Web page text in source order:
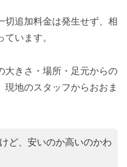
切追加料金は発生せず、相
います。
大きさ・場所・足元からの
地のスタッフからおおま
ど、安いのか高いのかわ